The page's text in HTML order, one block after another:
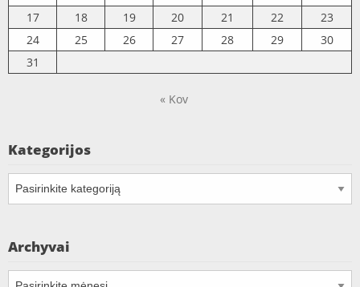
17
18 19 20 21 22
23
24
25 26 27 28 29
30
31
« Kov
Kategorijos
Kategorijos
Archyvai
Archyvai